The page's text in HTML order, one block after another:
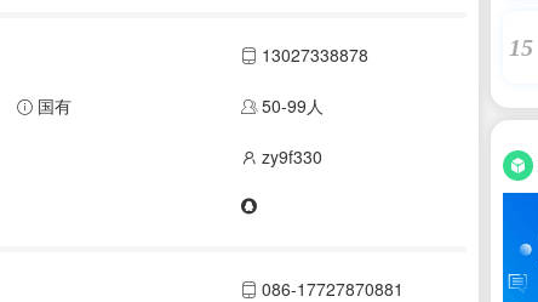
13027338878
国有 50-99人
zy9f330
086-17727870881
15